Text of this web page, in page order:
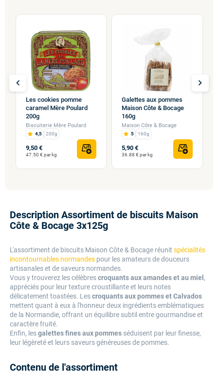
Les cookies pomme
caramel Mère Poulard
200g
Biscuiterie Mère Poulard
4,5 200g
9,50 €
47.50 € par kg
Galettes aux pommes
Maison Côte & Bocage
160g
Maison Côte & Bocage
5 160g
5,90 €
36.88 € par kg
chevron_left chevron_right
Description Assortiment de biscuits Maison
Côte & Bocage 3x125g
L'assortiment de biscuits Maison Côte & Bocage réunit spécialités
incontournables normandes pour les amateurs de douceurs
artisanales et de saveurs normandes.
Vous y trouverez les célèbrescroquants aux amandes et au miel ,
appréciés pour leur texture croustillante et leurs notes
délicatement toastées. Lescroquants aux pommes et Calvados
mettent quant à eux à l'honneur deux ingrédients emblématiques
de la Normandie, offrant un équilibre subtil entre gourmandise et
caractère fruité.
Enfin, lesgalettes fines aux pommes séduisent par leur finesse,
leur légèreté et leurs saveurs généreuses de pommes.
Contenu de l'assortiment